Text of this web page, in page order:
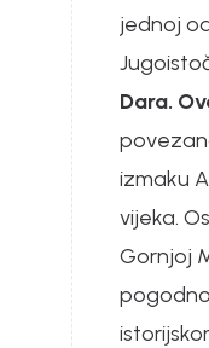
jednoj
Dara.
izmaku
vijeka.
Gornjoj